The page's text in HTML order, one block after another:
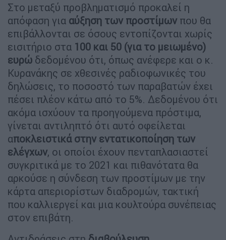
Στο μεταξύ προβληματισμό προκαλεί η
απόφαση για αύξηση των προστίμων που θα
επιβάλλονται σε όσους εντοπίζονται χωρίς
εισιτήριο στα 100 και 50 (για το μειωμένο)
ευρώ δεδομένου ότι, όπως ανέφερε και ο κ.
Κυρανάκης σε χθεσινές ραδιοφωνικές του
δηλώσεις, το ποσοστό των παραβατών έχει
πέσει πλέον κάτω από το 5%. Δεδομένου ότι
ακόμα ισχύουν τα προηγούμενα πρόστιμα,
γίνεται αντιληπτό ότι αυτό οφείλεται
αποκλειστικά στην εντατικοποίηση των
ελέγχων, οι οποίοι έχουν πενταπλασιαστεί
συγκριτικά με το 2021 και πιθανότατα θα
αρκούσε η σύνδεση των προστίμων με την
κάρτα απεριορίστων διαδρομών, τακτική
που καλλιεργεί και μια κουλτούρα συνέπειας
στον επιβάτη.